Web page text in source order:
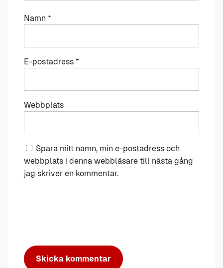
Namn *
E-postadress *
Webbplats
Spara mitt namn, min e-postadress och
webbplats i denna webbläsare till nästa gång
jag skriver en kommentar.